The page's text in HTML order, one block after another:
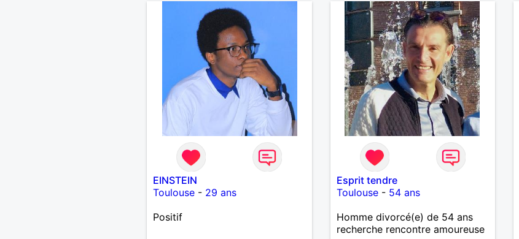
EINSTEIN
Toulouse- 29 ans
Positif
Esprit tendre
Toulouse- 54 ans
Homme divorcé(e) de 54 ans
recherche rencontre amoureuse